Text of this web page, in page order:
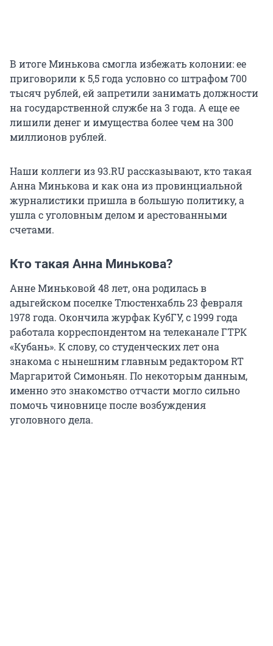
В итоге Минькова смогла избежать колонии: ее
приговорили к 5,5 года условно со штрафом 700
тысяч рублей, ей запретили занимать должности
на государственной службе на 3 года. А еще ее
лишили денег и имущества более чем на 300
миллионов рублей.
Наши коллеги из 93.RU рассказывают, кто такая
Анна Минькова и как она из провинциальной
журналистики пришла в большую политику, а
ушла с уголовным делом и арестованными
счетами.
Кто такая Анна Минькова?
Анне Миньковой 48 лет, она родилась в
адыгейском поселке Тлюстенхабль 23 февраля
1978 года. Окончила журфак КубГУ, с 1999 года
работала корреспондентом на телеканале ГТРК
«Кубань». К слову, со студенческих лет она
знакома с нынешним главным редактором RT
Маргаритой Симоньян. По некоторым данным,
именно это знакомство отчасти могло сильно
помочь чиновнице после возбуждения
уголовного дела.